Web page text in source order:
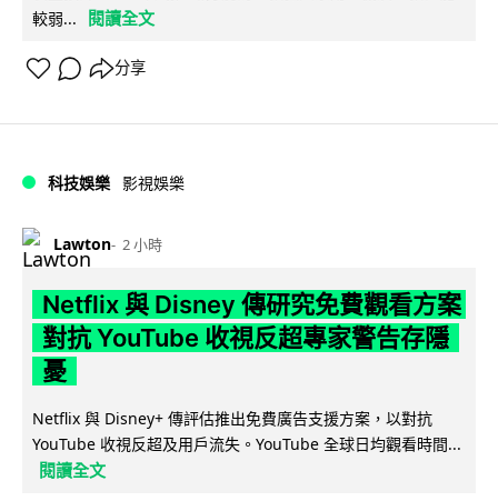
較弱...
閱讀全文
分享
科技娛樂 影視娛樂
Lawton 2 小時
Netflix 與 Disney 傳研究免費觀看方案
對抗 YouTube 收視反超專家警告存隱
憂
Netflix 與 Disney+ 傳評估推出免費廣告支援方案，以對抗
YouTube 收視反超及用戶流失。YouTube 全球日均觀看時間...
閱讀全文